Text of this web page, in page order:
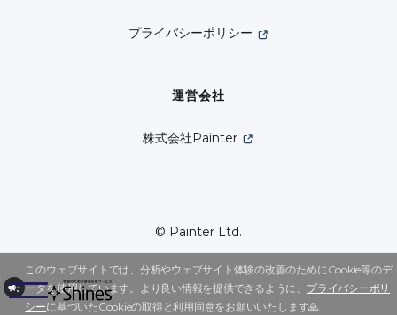
プライバシーポリシー
運営会社
株式会社Painter
© Painter Ltd.
このウェブサイトでは、分析やウェブサイト体験の改善のためにCookie等のデ
ータを使用しています。より良い情報を提供できるように、 プライバシーポリ
シーに基づいたCookieの取得と利用同意をお願いいたします🙏